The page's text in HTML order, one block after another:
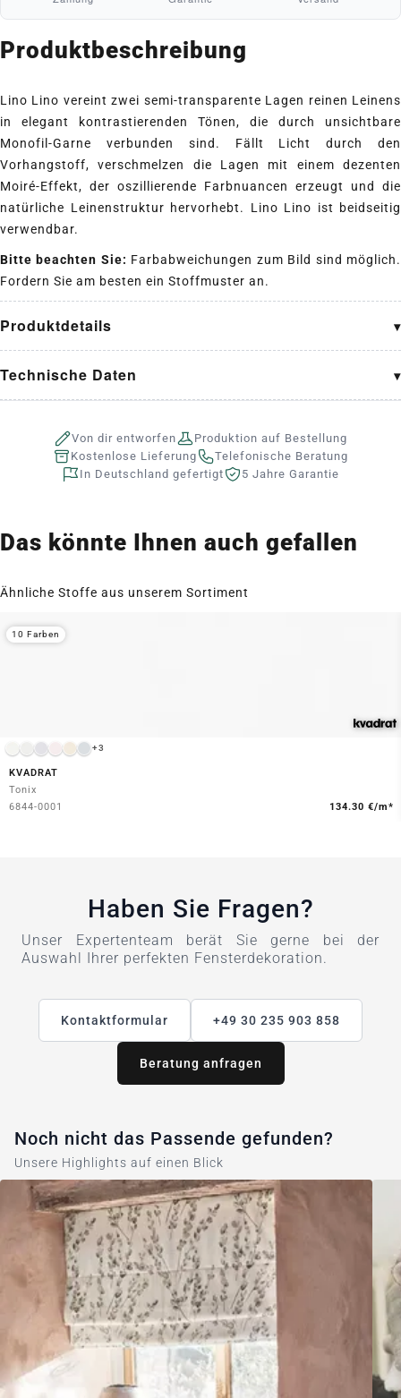
Produktbeschreibung
Lino Lino vereint zwei semi-transparente Lagen reinen Leinens
in elegant kontrastierenden Tönen, die durch unsichtbare
Monofil-Garne verbunden sind. Fällt Licht durch den
Vorhangstoff, verschmelzen die Lagen mit einem dezenten
Moiré-Effekt, der oszillierende Farbnuancen erzeugt und die
natürliche Leinenstruktur hervorhebt. Lino Lino ist beidseitig
verwendbar.
Bitte beachten Sie: Farbabweichungen zum Bild sind möglich.
Fordern Sie am besten ein Stoffmuster an.
Produktdetails
Technische Daten
Von dir entworfen
Produktion auf Bestellung
Kostenlose Lieferung
Telefonische Beratung
In Deutschland gefertigt
5 Jahre Garantie
Das könnte Ihnen auch gefallen
Ähnliche Stoffe aus unserem Sortiment
+3
KVADRAT
Tonix
6844-0001
134.30 €/m*
10 Farben
Haben Sie Fragen?
Unser Expertenteam berät Sie gerne bei der
Auswahl Ihrer perfekten Fensterdekoration.
Kontaktformular +49 30 235 903 858
Beratung anfragen
Noch nicht das Passende gefunden?
Unsere Highlights auf einen Blick